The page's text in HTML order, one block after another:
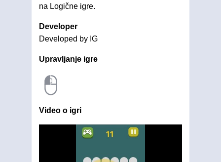
na Logične igre.
Developer
Developed by IG
Upravljanje igre
Video o igri